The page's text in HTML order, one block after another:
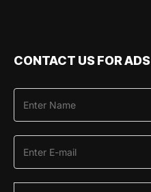
CONTACT US FOR ADS